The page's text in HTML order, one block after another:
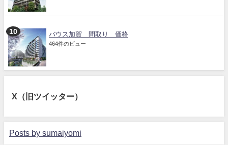
バウス加賀 間取り 価格
464件のビュー
X（旧ツイッター）
Posts by sumaiyomi